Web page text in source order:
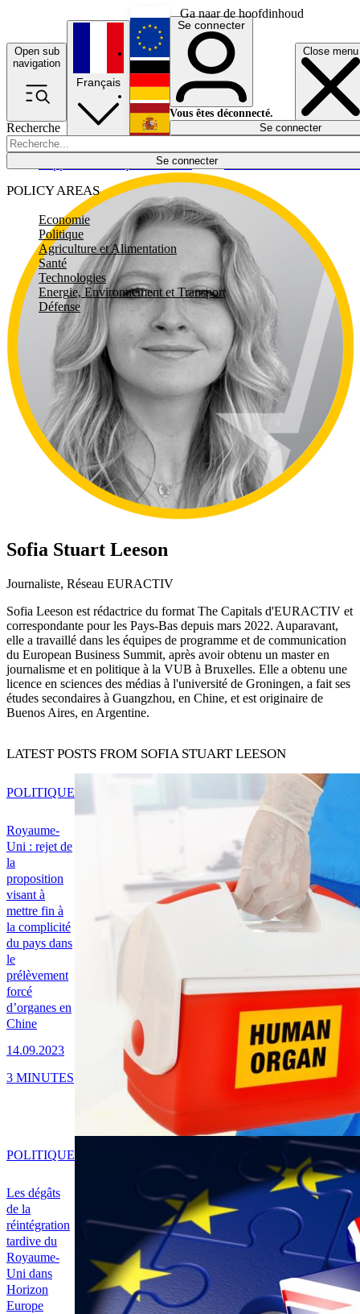
Ga naar de hoofdinhoud
Open sub
navigation
Close menu
Recherche
Se connecter
POLICY AREAS
Economie
Politique
Agriculture et Alimentation
Santé
Technologies
Energie, Environnement et Transport
Défense
Économie
Français
English
Deutsch
Español
Se connecter
Vous êtes déconnecté.
Se connecter
Sofia Stuart Leeson
Journaliste, Réseau EURACTIV
Sofia Leeson est rédactrice du format The Capitals d'EURACTIV et
correspondante pour les Pays-Bas depuis mars 2022. Auparavant,
elle a travaillé dans les équipes de programme et de communication
du European Business Summit, après avoir obtenu un master en
journalisme et en politique à la VUB à Bruxelles. Elle a obtenu une
licence en sciences des médias à l'université de Groningen, a fait ses
études secondaires à Guangzhou, en Chine, et est originaire de
Buenos Aires, en Argentine.
LATEST POSTS FROM SOFIA STUART LEESON
Royaume-
Uni : rejet de
la
proposition
visant à
mettre fin à
la complicité
du pays dans
le
prélèvement
forcé
d’organes en
Chine
14.09.2023
POLITIQUE
3 MINUTES
Les dégâts
de la
réintégration
tardive du
Royaume-
Uni dans
Horizon
Europe
POLITIQUE